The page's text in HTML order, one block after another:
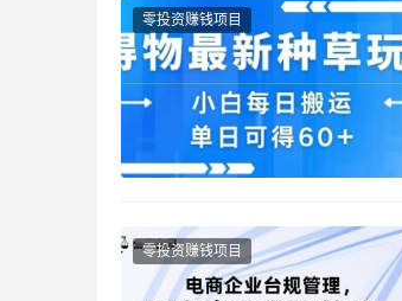
零投资赚钱项目
零投资赚钱项目